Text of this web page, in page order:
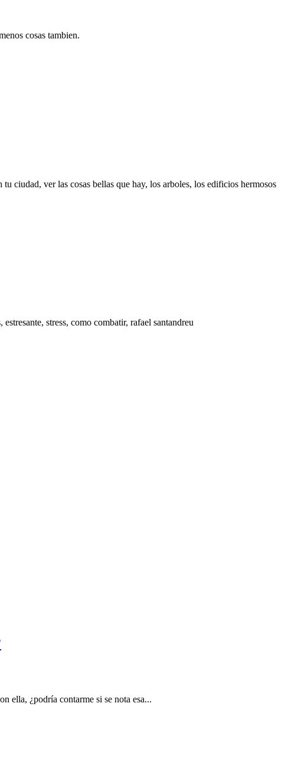
cosas tambien.
ciudad, ver las cosas bellas que hay, los arboles, los edificios hermosos
stress, como combatir, rafael santandreu
ella, ¿podría contarme si se nota esa...